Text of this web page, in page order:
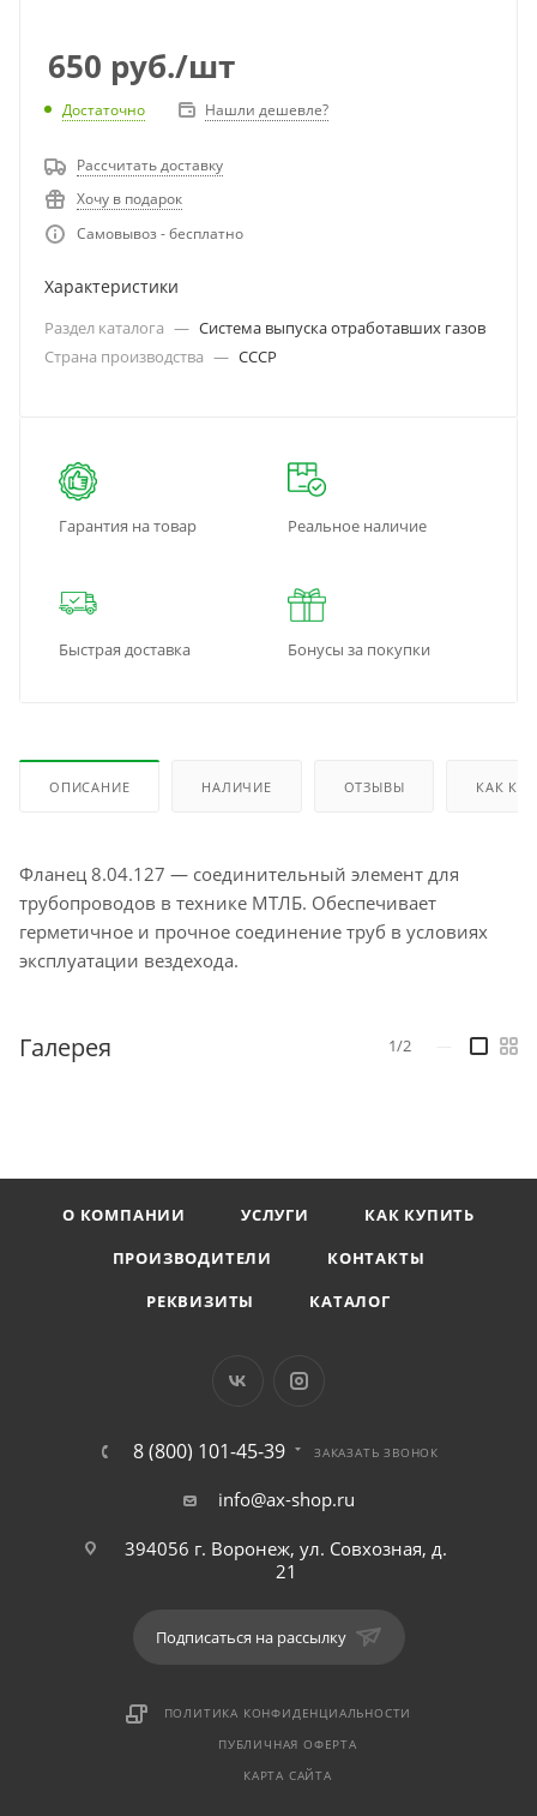
650 руб./шт
Достаточно Нашли дешевле?
Рассчитать доставку
Хочу в подарок
Самовывоз - бесплатно
Характеристики
Раздел каталога — Система выпуска отработавших газов
Страна производства — СССР
Гарантия на товар Реальное наличие
Быстрая доставка Бонусы за покупки
ОПИСАНИЕ НАЛИЧИЕ ОТЗЫВЫ КАК
Фланец 8.04.127 — соединительный элемент для
трубопроводов в технике МТЛБ. Обеспечивает
герметичное и прочное соединение труб в условиях
эксплуатации вездехода.
Галерея 1/2
О КОМПАНИИ УСЛУГИ
КАК КУПИТЬ
ПРОИЗВОДИТЕЛИ
КОНТАКТЫ
РЕКВИЗИТЫ
КАТАЛОГ
8 (800) 101-45-39 ЗАКАЗАТЬ ЗВОНОК
info@ax-shop.ru
394056 г. Воронеж, ул. Совхозная, д.
21
Подписаться на рассылку
ПОЛИТИКА КОНФИДЕНЦИАЛЬНОСТИ
ПУБЛИЧНАЯ ОФЕРТА
КАРТА САЙТА